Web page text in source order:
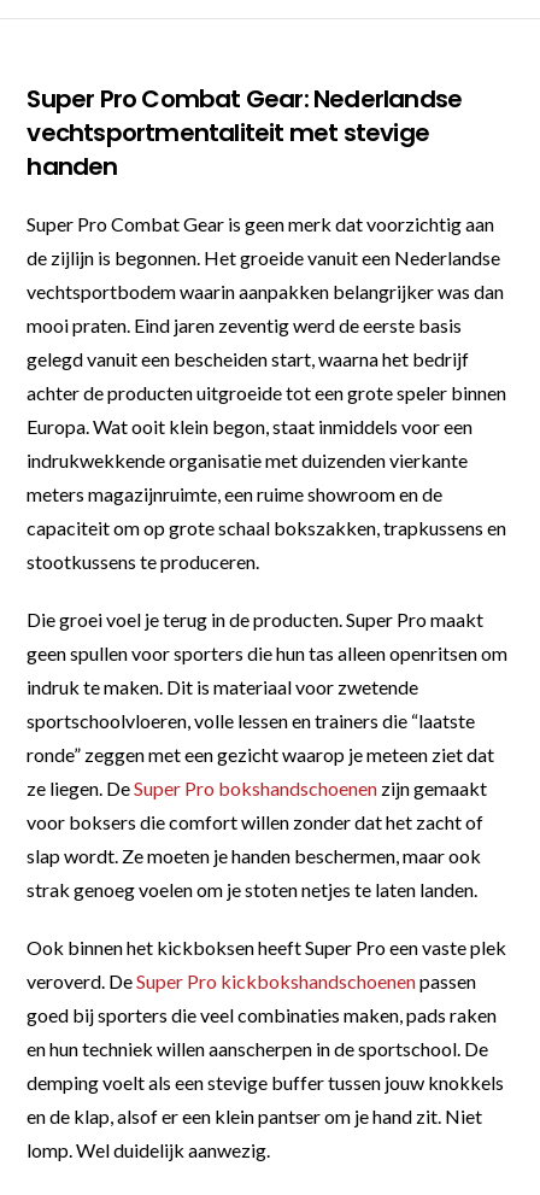
Super Pro Combat Gear: Nederlandse
vechtsportmentaliteit met stevige
handen
Super Pro Combat Gear is geen merk dat voorzichtig aan
de zijlijn is begonnen. Het groeide vanuit een Nederlandse
vechtsportbodem waarin aanpakken belangrijker was dan
mooi praten. Eind jaren zeventig werd de eerste basis
gelegd vanuit een bescheiden start, waarna het bedrijf
achter de producten uitgroeide tot een grote speler binnen
Europa. Wat ooit klein begon, staat inmiddels voor een
indrukwekkende organisatie met duizenden vierkante
meters magazijnruimte, een ruime showroom en de
capaciteit om op grote schaal bokszakken, trapkussens en
stootkussens te produceren.
Die groei voel je terug in de producten. Super Pro maakt
geen spullen voor sporters die hun tas alleen openritsen om
indruk te maken. Dit is materiaal voor zwetende
sportschoolvloeren, volle lessen en trainers die “laatste
ronde” zeggen met een gezicht waarop je meteen ziet dat
ze liegen. DeSuper Pro bokshandschoenen zijn gemaakt
voor boksers die comfort willen zonder dat het zacht of
slap wordt. Ze moeten je handen beschermen, maar ook
strak genoeg voelen om je stoten netjes te laten landen.
Ook binnen het kickboksen heeft Super Pro een vaste plek
veroverd. DeSuper Pro kickbokshandschoenenpassen
goed bij sporters die veel combinaties maken, pads raken
en hun techniek willen aanscherpen in de sportschool. De
demping voelt als een stevige buffer tussen jouw knokkels
en de klap, alsof er een klein pantser om je hand zit. Niet
lomp. Wel duidelijk aanwezig.